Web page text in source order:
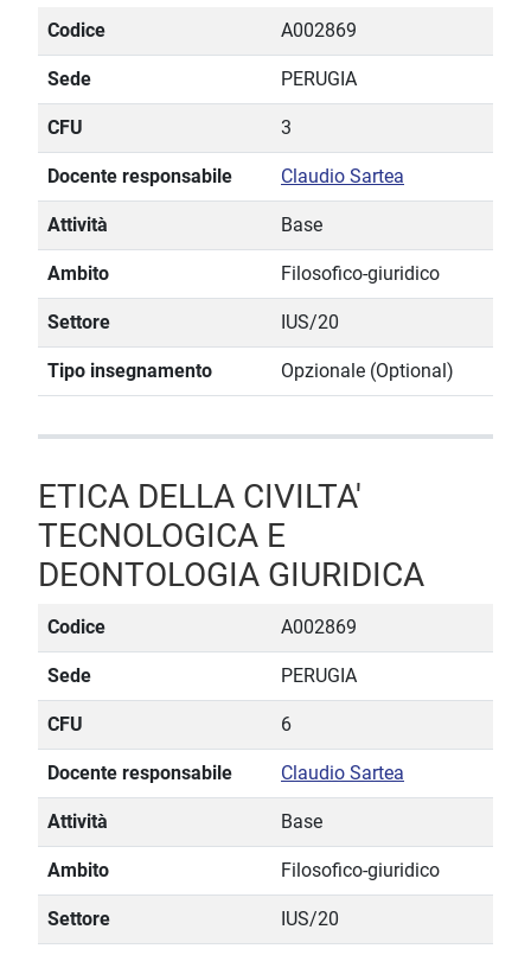
Codice A002869
Sede PERUGIA
CFU 3
Docente responsabile Claudio Sartea
Attività Base
Ambito Filosofico-giuridico
Settore IUS/20
Tipo insegnamento Opzionale (Optional)
ETICA DELLA CIVILTA'
TECNOLOGICA E
DEONTOLOGIA GIURIDICA
Codice A002869
Sede PERUGIA
CFU 6
Docente responsabile Claudio Sartea
Attività Base
Ambito Filosofico-giuridico
Settore IUS/20